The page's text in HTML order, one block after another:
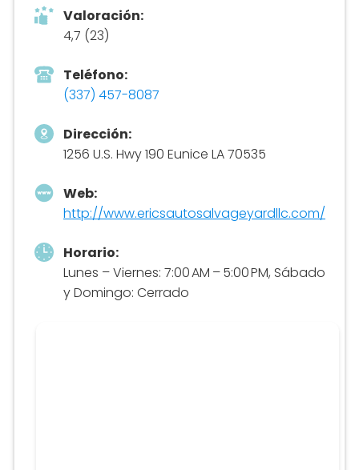
Valoración:
4,7 (23)
Teléfono:
(337) 457-8087
Dirección:
1256 U.S. Hwy 190 Eunice LA 70535
Web:
http://www.ericsautosalvageyardllc.com/
Horario:
Lunes – Viernes: 7:00 AM – 5:00 PM, Sábado
y Domingo: Cerrado